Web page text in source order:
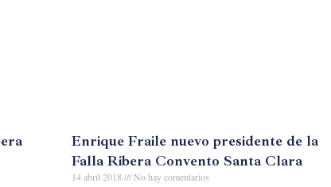
Enrique Fraile nuevo presidente de la
Falla Ribera Convento Santa Clara
14 abril 2018 No hay comentarios